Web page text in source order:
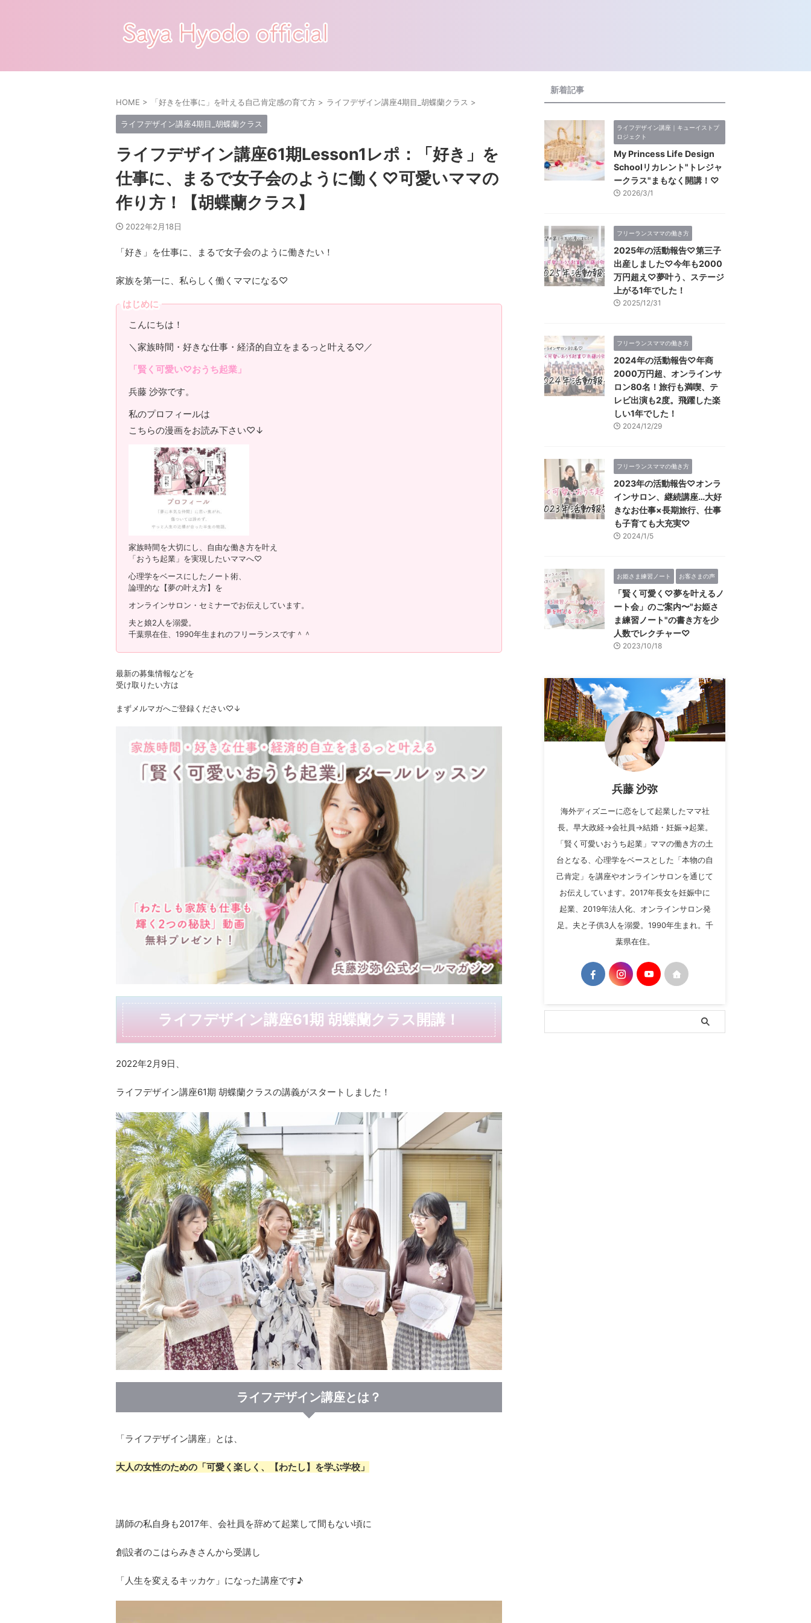
HOME > 「好きを仕事に」を叶える自己肯定感の育て方 > ライフデザイン講座4期目_胡蝶蘭クラス >
ライフデザイン講座4期目_胡蝶蘭クラス
ライフデザイン講座61期Lesson1レポ：「好き」を
仕事に、まるで女子会のように働く♡可愛いママの
作り方！【胡蝶蘭クラス】
2022年2月18日
「好き」を仕事に、まるで女子会のように働きたい！
家族を第一に、私らしく働くママになる♡
はじめに
こんにちは！
＼家族時間・好きな仕事・経済的自立をまるっと叶える♡／
「賢く可愛い♡おうち起業」
兵藤 沙弥です。
私のプロフィールは
こちらの漫画をお読み下さい♡↓
家族時間を大切にし、自由な働き方を叶え
「おうち起業」を実現したいママへ♡
心理学をベースにしたノート術、
論理的な【夢の叶え方】を
オンラインサロン・セミナーでお伝えしています。
夫と娘2人を溺愛。
千葉県在住、1990年生まれのフリーランスです＾＾
最新の募集情報などを
受け取りたい方は
まずメルマガへご登録ください♡↓
ライフデザイン講座61期 胡蝶蘭クラス開講！
2022年2月9日、
ライフデザイン講座61期 胡蝶蘭クラスの講義がスタートしました！
ライフデザイン講座とは？
「ライフデザイン講座」とは、
大人の女性のための「可愛く楽しく、【わたし】を学ぶ学校」
講師の私自身も2017年、会社員を辞めて起業して間もない頃に
創設者のこはらみきさんから受講し
「人生を変えるキッカケ」になった講座です♪
新着記事
ライフデザイン講座｜キューイストプ
ロジェクト
My Princess Life Design
Schoolリカレント"トレジャ
ークラス"まもなく開講！♡
2026/3/1
フリーランスママの働き方
2025年の活動報告♡第三子
出産しました♡今年も2000
万円超え♡夢叶う、ステージ
上がる1年でした！
2025/12/31
フリーランスママの働き方
2024年の活動報告♡年商
2000万円超、オンラインサ
ロン80名！旅行も満喫、テ
レビ出演も2度。飛躍した楽
しい1年でした！
2024/12/29
フリーランスママの働き方
2023年の活動報告♡オンラ
インサロン、継続講座…大好
きなお仕事×長期旅行、仕事
も子育ても大充実♡
2024/1/5
お姫さま練習ノート お客さまの声
「賢く可愛く♡夢を叶えるノ
ート会」のご案内〜"お姫さ
ま練習ノート"の書き方を少
人数でレクチャー♡
2023/10/18
兵藤 沙弥
海外ディズニーに恋をして起業したママ社
長。早大政経→会社員→結婚・妊娠→起業。
「賢く可愛いおうち起業」ママの働き方の土
台となる、心理学をベースとした「本物の自
己肯定」を講座やオンラインサロンを通じて
お伝えしています。2017年長女を妊娠中に
起業、2019年法人化、オンラインサロン発
足。夫と子供3人を溺愛。1990年生まれ。千
葉県在住。